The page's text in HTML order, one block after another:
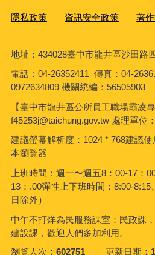
隱私政策 資訊安全政策 著
地址：434028臺中市龍井區沙田路
電話：04-26352411 傳真：04-
0972634809 機關統編：56505903
【臺中市龍井區公所員工職場霸凌
f45253j@taichung.gov.tw 處理單位
建議螢幕解析度：1024 * 768建議
本瀏覽器
上班時間：週一〜週五8：00-17：
13：.00彈性上下班時間：8:00-8:15
日除外）
中午不打烊為民服務課室：民政課
建設課，歡迎人們多加利用。
瀏覽人次
602751 更新日期